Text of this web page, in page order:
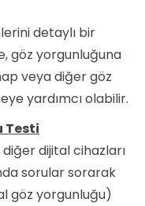
detaylı bir
göz yorgunluğuna
veya diğer göz
yardımcı olabilir.
Testi
dijital cihazları
sorular sorarak
göz yorgunluğu)